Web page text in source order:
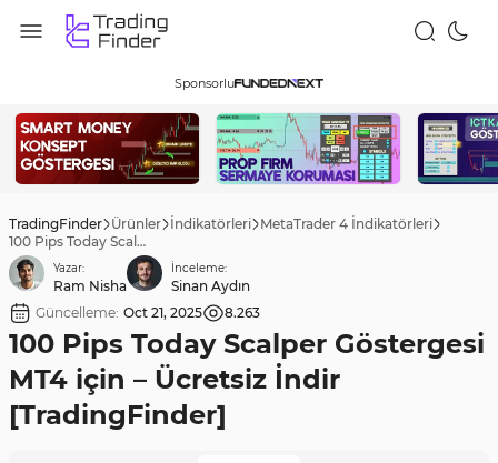
Sponsorlu
TradingFinder Ürünler İndikatörleri MetaTrader 4 İndikatörleri
100 Pips Today Scalper Göstergesi MT4 için – Ücretsiz İndir [TradingFinder]
Yazar:
Ram Nisha
İnceleme:
Sinan Aydın
Güncelleme: Oct 21, 2025 8.263
100 Pips Today Scalper Göstergesi
MT4 için – Ücretsiz İndir
[TradingFinder]